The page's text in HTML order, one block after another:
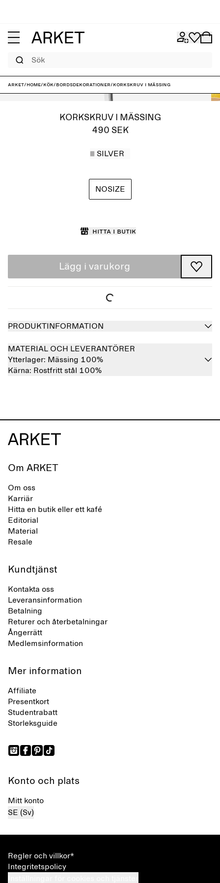
ARKET/Home/Kök/Bordsdekorationer/Korkskruv i mässing
KORKSKRUV I MÄSSING
490 SEK
SILVER
NOSIZE
Hitta i butik
Lägg i varukorg
PRODUKTINFORMATION
MATERIAL OCH LEVERANTÖRER
Ytterlager: Mässing 100%
Kärna: Rostfritt stål 100%
Om ARKET
Om oss
Karriär
Hitta en butik eller ett kafé
Editorial
Material
Resale
Kundtjänst
Kontakta oss
Leveransinformation
Betalning
Returer och återbetalningar
Ångerrätt
Medlemsinformation
Mer information
Affiliate
Presentkort
Studentrabatt
Storleksguide
Konto och plats
Mitt konto
SE (Sv)
Regler och villkor*
Integritetspolicy